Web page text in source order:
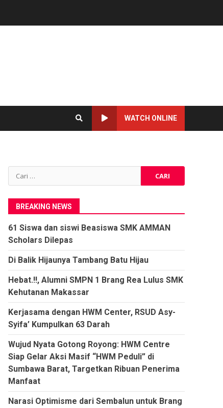
WATCH ONLINE
Cari
untuk:
BREAKING NEWS
61 Siswa dan siswi Beasiswa SMK AMMAN
Scholars Dilepas
Di Balik Hijaunya Tambang Batu Hijau
Hebat.!!, Alumni SMPN 1 Brang Rea Lulus SMK
Kehutanan Makassar
Kerjasama dengan HWM Center, RSUD Asy-
Syifa’ Kumpulkan 63 Darah
Wujud Nyata Gotong Royong: HWM Centre
Siap Gelar Aksi Masif “HWM Peduli” di
Sumbawa Barat, Targetkan Ribuan Penerima
Manfaat
Narasi Optimisme dari Sembalun untuk Brang